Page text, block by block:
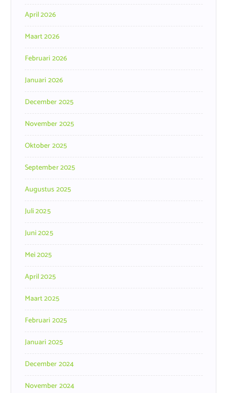
April 2026
Maart 2026
Februari 2026
Januari 2026
December 2025
November 2025
Oktober 2025
September 2025
Augustus 2025
Juli 2025
Juni 2025
Mei 2025
April 2025
Maart 2025
Februari 2025
Januari 2025
December 2024
November 2024